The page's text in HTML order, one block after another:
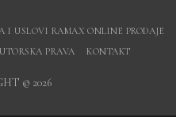
I USLOVI RAMAX ONLINE PRODAJE
PRAVA KONTAKT
© 2026